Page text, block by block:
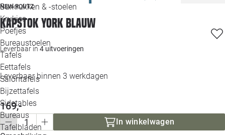
Barkrukken & -stoelen
Krukjes
Poefjes
Bureaustoelen
Tafels
Eettafels
Salontafels
Bijzettafels
Sidetables
Bureaus
Tafelbladen
NEW ROUTZ
Kapstok York blauw
Leverbaar in 4 uitvoeringen
Leverbaar binnen 3 werkdagen
169,-
In winkelwagen